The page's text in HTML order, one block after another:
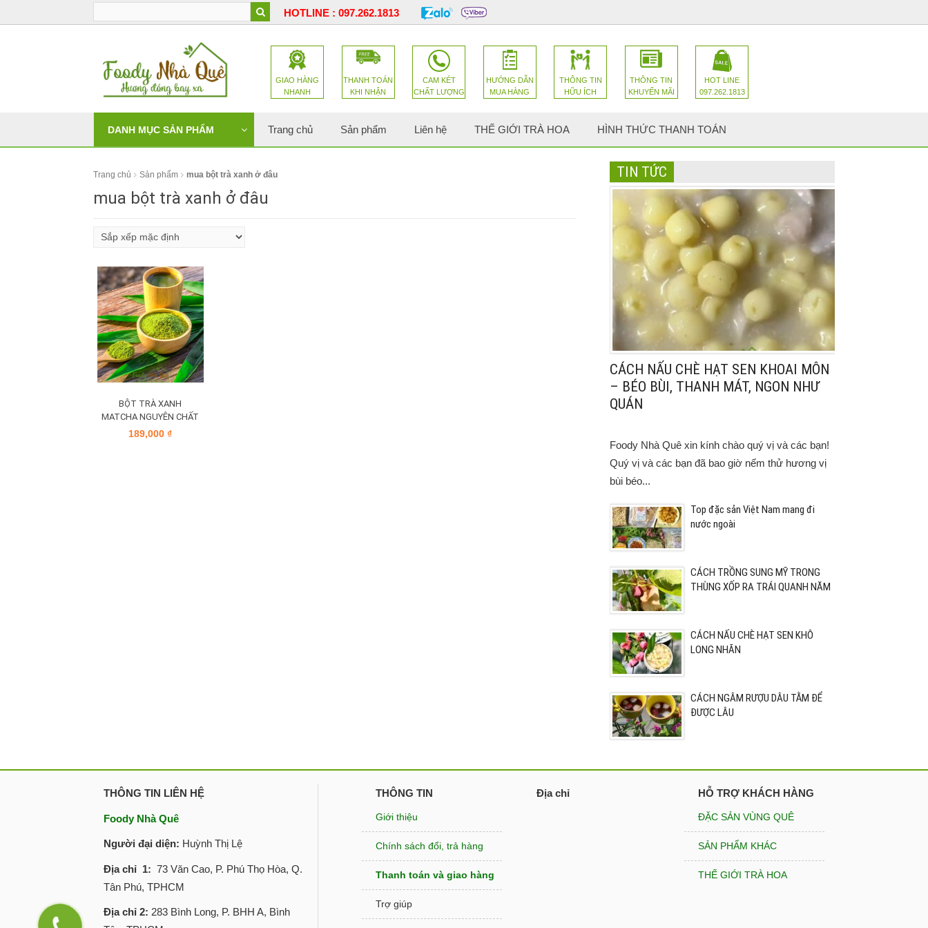
HOTLINE : 097.262.1813
GIAO HÀNG
NHANH
THANH TOÁN
KHI NHẬN
CAM KÉT
CHẤT LƯỢNG
HƯỚNG DẪN
MUA HÀNG
THÔNG TIN
HỮU ÍCH
THÔNG TIN
KHUYẾN MÃI
HOT LINE
097.262.1813
DANH MỤC SẢN PHẨM Trang chủ Sản phẩm Liên hệ THẾ GIỚI TRÀ HOA HÌNH THỨC THANH TOÁN
Trang chủ Sản phẩm mua bột trà xanh ở đâu
mua bột trà xanh ở đâu
BỘT TRÀ XANH
MATCHA NGUYÊN CHẤT
189,000 ₫
TIN TỨC
CÁCH NẤU CHÈ HẠT SEN KHOAI MÔN
– BÉO BÙI, THANH MÁT, NGON NHƯ
QUÁN
Foody Nhà Quê xin kính chào quý vị và các bạn!
Quý vị và các bạn đã bao giờ nếm thử hương vị
bùi béo...
Top đặc sản Việt Nam mang đi
nước ngoài
CÁCH TRỒNG SUNG MỸ TRONG
THÙNG XỐP RA TRÁI QUANH NĂM
CÁCH NẤU CHÈ HẠT SEN KHÔ
LONG NHÃN
CÁCH NGÂM RƯỢU DÂU TẰM ĐỂ
ĐƯỢC LÂU
THÔNG TIN LIÊN HỆ
Foody Nhà Quê
Người đại diện: Huỳnh Thị Lệ
Địa chỉ 1: 73 Văn Cao, P. Phú Thọ Hòa, Q.
Tân Phú, TPHCM
Địa chỉ 2: 283 Bình Long, P. BHH A, Bình
THÔNG TIN
Giới thiệu
Chính sách đổi, trả hàng
Thanh toán và giao hàng
Trợ giúp
Địa chỉ HỖ TRỢ KHÁCH HÀNG
ĐẶC SẢN VÙNG QUÊ
SẢN PHẨM KHÁC
THẾ GIỚI TRÀ HOA